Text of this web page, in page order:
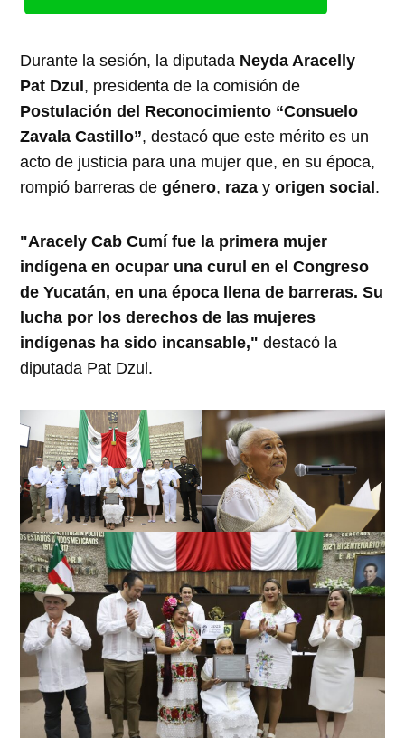
Durante la sesión, la diputada Neyda Aracelly
Pat Dzul , presidenta de la comisión de
Postulación del Reconocimiento “Consuelo
Zavala Castillo”, destacó que este mérito es un
acto de justicia para una mujer que, en su época,
rompió barreras degénero, raza yorigen social .
"Aracely Cab Cumí fue la primera mujer
indígena en ocupar una curul en el Congreso
de Yucatán, en una época llena de barreras. Su
lucha por los derechos de las mujeres
indígenas ha sido incansable," destacó la
diputada Pat Dzul.